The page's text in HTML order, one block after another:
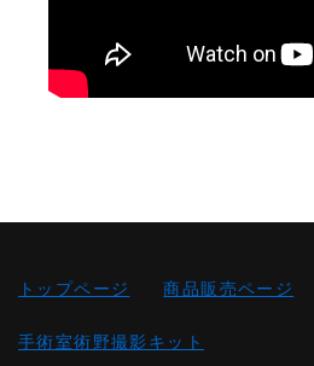
トップページ 商品販売ページ
手術室術野撮影キット